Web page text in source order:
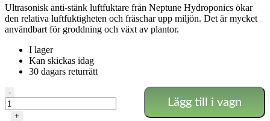
Ultrasonisk anti-stänk luftfuktare från Neptune Hydroponics ökar
den relativa luftfuktigheten och fräschar upp miljön. Det är mycket
användbart för groddning och växt av plantor.
I lager
Kan skickas idag
30 dagars returrätt
Ultrasonisk
luftfuktare
mängd
-
+
Lägg till i vagn